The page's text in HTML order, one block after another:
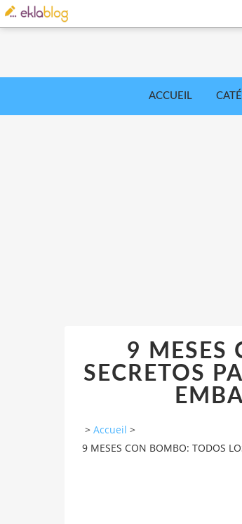
ACCUEIL
9 MESES
SECRETOS
> Accueil >
9 MESES CON BOMBO: TODOS